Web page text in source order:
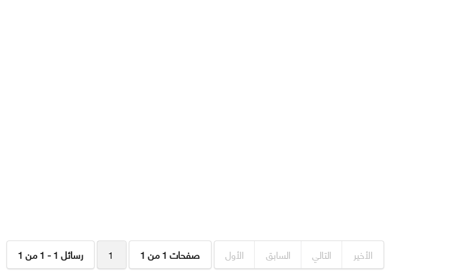
رسائل 1 - 1 من 1 1 صفحات 1 من 1 الأول السابق التالي الأخير